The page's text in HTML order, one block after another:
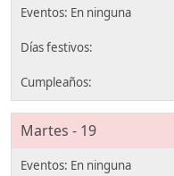
Martes - 19